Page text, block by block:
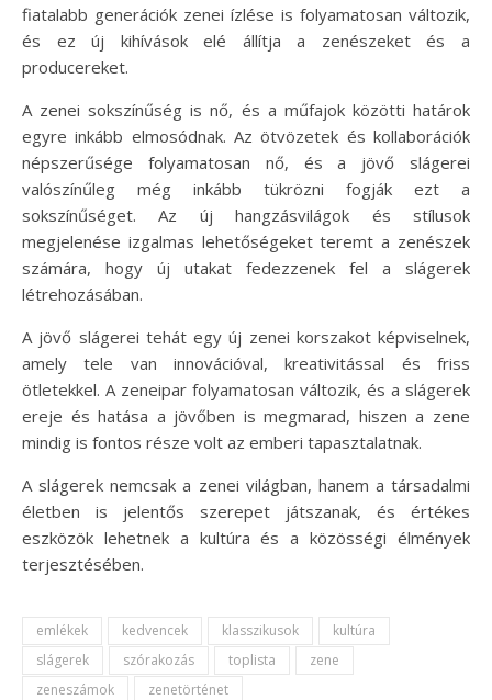
fiatalabb generációk zenei ízlése is folyamatosan változik,
és ez új kihívások elé állítja a zenészeket és a
producereket.
A zenei sokszínűség is nő, és a műfajok közötti határok
egyre inkább elmosódnak. Az ötvözetek és kollaborációk
népszerűsége folyamatosan nő, és a jövő slágerei
valószínűleg még inkább tükrözni fogják ezt a
sokszínűséget. Az új hangzásvilágok és stílusok
megjelenése izgalmas lehetőségeket teremt a zenészek
számára, hogy új utakat fedezzenek fel a slágerek
létrehozásában.
A jövő slágerei tehát egy új zenei korszakot képviselnek,
amely tele van innovációval, kreativitással és friss
ötletekkel. A zeneipar folyamatosan változik, és a slágerek
ereje és hatása a jövőben is megmarad, hiszen a zene
mindig is fontos része volt az emberi tapasztalatnak.
A slágerek nemcsak a zenei világban, hanem a társadalmi
életben is jelentős szerepet játszanak, és értékes
eszközök lehetnek a kultúra és a közösségi élmények
terjesztésében.
emlékek kedvencek klasszikusok
kultúra
slágerek
szórakozás toplista
zene
zeneszámok
zenetörténet